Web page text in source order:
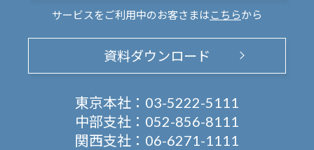
サービスをご利用中のお客さまは こちらから
資料ダウンロード
東京本社： 03-5222-5111
中部支社： 052-856-8111
関西支社： 06-6271-1111